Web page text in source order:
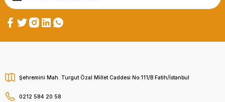
Şehremini Mah. Turgut Özal Millet Caddesi No:111/B Fatih/İstanbul
0212 584 20 58